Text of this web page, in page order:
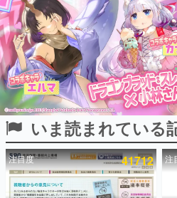
電ファミのいま読まれている記事ラ
アプリセール情報
インタビュー
連載・特集一覧
殿堂入り記事
SNS拡散数が数千以上！
ど。多くの人々に読まれ
事をまとめました。
ゲームの企画書
名作ゲームクリエイター
いま読まれている
注目度 41712 注